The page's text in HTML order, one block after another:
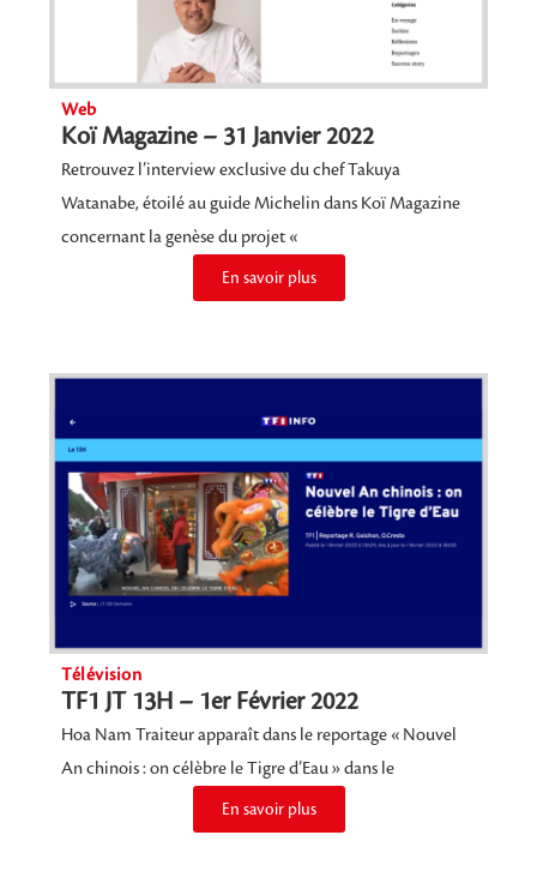
Web
Koï Magazine – 31 Janvier 2022
Retrouvez l’interview exclusive du chef Takuya
Watanabe, étoilé au guide Michelin dans Koï Magazine
concernant la genèse du projet «
En savoir plus
Télévision
TF1 JT 13H – 1er Février 2022
Hoa Nam Traiteur apparaît dans le reportage « Nouvel
An chinois : on célèbre le Tigre d’Eau » dans le
En savoir plus